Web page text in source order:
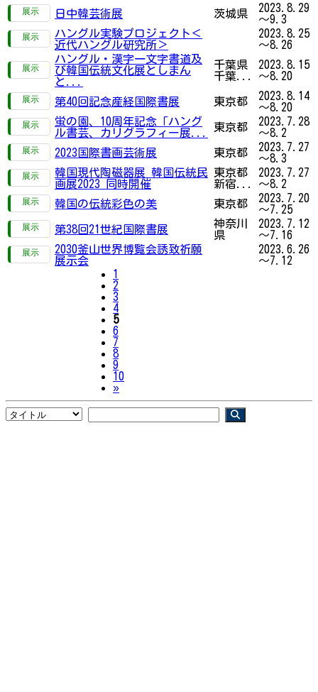
日中韓芸術展
茨城県
2023.8.29
～9.3
ハングル実験プロジェクト＜
近代ハングル研究所＞
2023.8.25
～8.26
ハングル・漢字一文字書道及
び韓国伝統文化展としまん
と...
千葉県
千葉...
2023.8.15
～8.20
第40回記念産経国際書展 東京都
2023.8.14
～8.20
蛍の園、10周年記念「ハング
ル書芸、カリグラフィー展...
東京都
2023.7.28
～8.2
2023国際書画芸術展
東京都
2023.7.27
～8.3
韓国現代陶磁器展 韓国伝統民
画展2023 同時開催
東京都
新宿...
2023.7.27
～8.2
韓国の伝統彩色の美
東京都
2023.7.20
～7.25
第38回21世紀国際書展
神奈川
県
2023.7.12
～7.16
2030釜山世界博覧会誘致祈願
展示会
2023.6.26
～7.12
1
2
3
4
5
6
7
8
9
10
»Next